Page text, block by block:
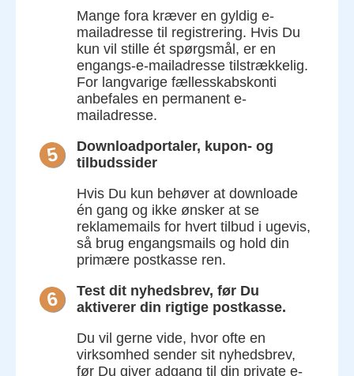
Mange fora kræver en gyldig e-
mailadresse til registrering. Hvis Du
kun vil stille ét spørgsmål, er en
engangs-e-mailadresse tilstrækkelig.
For langvarige fællesskabskonti
anbefales en permanent e-
mailadresse.
5
Downloadportaler, kupon- og
tilbudssider
Hvis Du kun behøver at downloade
én gang og ikke ønsker at se
reklamemails for hvert tilbud i ugevis,
så brug engangsmails og hold din
primære postkasse ren.
6
Test dit nyhedsbrev, før Du
aktiverer din rigtige postkasse.
Du vil gerne vide, hvor ofte en
virksomhed sender sit nyhedsbrev,
før Du giver adgang til din private e-